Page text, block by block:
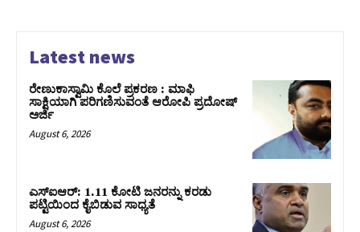
Latest news
ರೇಣುಕಾಸ್ವಾಮಿ ಕೊಲೆ ಪ್ರಕರಣ : ಮಾಫಿ
ಸಾಕ್ಷಿಯಾಗಿ ಪರಿಗಣಿಸುವಂತೆ ಆರೋಪಿ ಪ್ರದೋಷ್‌
ಅರ್ಜಿ
August 6, 2026
ಎಸ್‌ಐಆರ್‌: 1.11 ಕೋಟಿ ಜನರನ್ನು ಕರಡು
ಪಟ್ಟಿಯಿಂದ ಕೈಬಿಡುವ ಸಾಧ್ಯತೆ
August 6, 2026